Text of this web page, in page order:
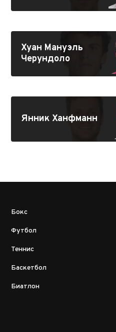
Хуан Мануэль
Черундоло
Янник Ханфманн
Бокс
Футбол
Теннис
Баскетбол
Биатлон